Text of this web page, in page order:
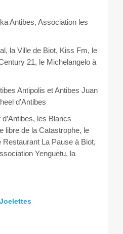
Antibes, Association les
la Ville de Biot, Kiss Fm, le
21, le Michelangelo à
Antipolis et Antibes Juan
d’Antibes
les Blancs
libre de la Catastrophe, le
La Pause à Biot,
Yenguetu, la